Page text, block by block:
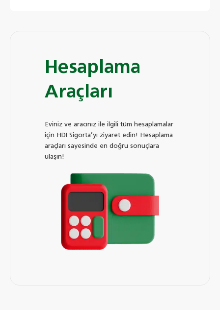
Hesaplama
Araçları
Eviniz ve aracınız ile ilgili tüm hesaplamalar
için HDI Sigorta’yı ziyaret edin! Hesaplama
araçları sayesinde en doğru sonuçlara
ulaşın!